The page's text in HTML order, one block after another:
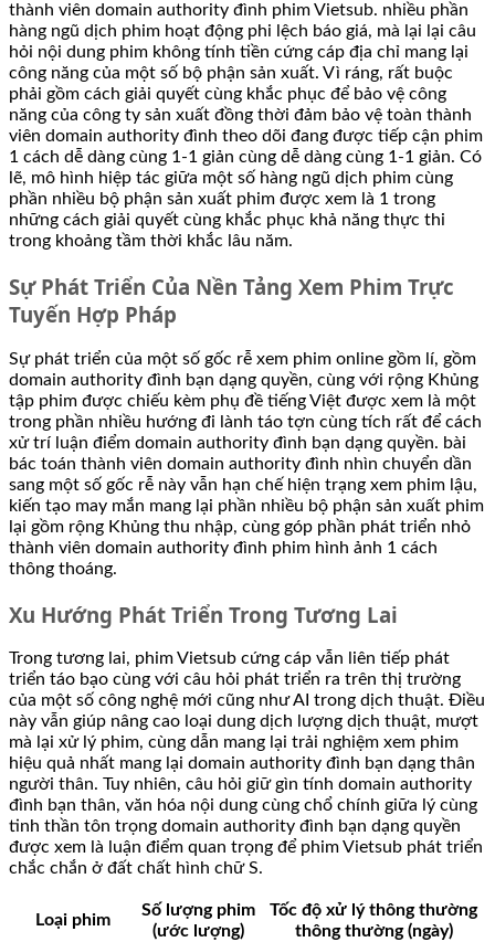
thành viên domain authority đình phim Vietsub. nhiều phần
hàng ngũ dịch phim hoạt động phi lệch báo giá, mà lại lại câu
hỏi nội dung phim không tính tiền cứng cáp địa chỉ mang lại
công năng của một số bộ phận sản xuất. Vì ráng, rất buộc
phải gồm cách giải quyết cùng khắc phục để bảo vệ công
năng của công ty sản xuất đồng thời đảm bảo vệ toàn thành
viên domain authority đình theo dõi đang được tiếp cận phim
1 cách dễ dàng cùng 1-1 giản cùng dễ dàng cùng 1-1 giản. Có
lẽ, mô hình hiệp tác giữa một số hàng ngũ dịch phim cùng
phần nhiều bộ phận sản xuất phim được xem là 1 trong
những cách giải quyết cùng khắc phục khả năng thực thi
trong khoảng tầm thời khắc lâu năm.
Sự Phát Triển Của Nền Tảng Xem Phim Trực
Tuyến Hợp Pháp
Sự phát triển của một số gốc rễ xem phim online gồm lí, gồm
domain authority đình bạn dạng quyền, cùng với rộng Khủng
tập phim được chiếu kèm phụ đề tiếng Việt được xem là một
trong phần nhiều hướng đi lành táo tợn cùng tích rất để cách
xử trí luận điểm domain authority đình bạn dạng quyền. bài
bác toán thành viên domain authority đình nhìn chuyển dần
sang một số gốc rễ này vẫn hạn chế hiện trạng xem phim lậu,
kiến tạo may mắn mang lại phần nhiều bộ phận sản xuất phim
lại gồm rộng Khủng thu nhập, cùng góp phần phát triển nhỏ
thành viên domain authority đình phim hình ảnh 1 cách
thông thoáng.
Xu Hướng Phát Triển Trong Tương Lai
Trong tương lai, phim Vietsub cứng cáp vẫn liên tiếp phát
triển táo bạo cùng với câu hỏi phát triển ra trên thị trường
của một số công nghệ mới cũng như AI trong dịch thuật. Điều
này vẫn giúp nâng cao loại dung dịch lượng dịch thuật, mượt
mà lại xử lý phim, cùng dẫn mang lại trải nghiệm xem phim
hiệu quả nhất mang lại domain authority đình bạn dạng thân
người thân. Tuy nhiên, câu hỏi giữ gìn tính domain authority
đình bạn thân, văn hóa nội dung cùng chổ chính giữa lý cùng
tinh thần tôn trọng domain authority đình bạn dạng quyền
được xem là luận điểm quan trọng để phim Vietsub phát triển
chắc chắn ở đất chất hình chữ S.
Loại phim
Số lượng phim
(ước lượng)
Tốc độ xử lý thông thường
thông thường (ngày)